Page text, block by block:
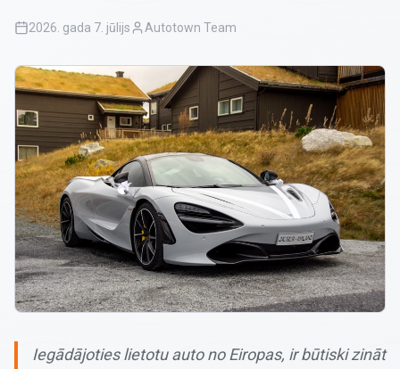
2026. gada 7. jūlijs Autotown Team
Iegādājoties lietotu auto no Eiropas, ir būtiski zināt